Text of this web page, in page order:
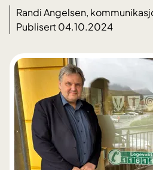
Randi Angelsen,
Publisert 04.10.2024